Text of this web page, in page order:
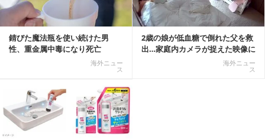
錆びた魔法瓶を使い続けた男
性、重金属中毒になり死亡
海外ニュー
ス
2歳の娘が低血糖で倒れた父を救
出…家庭内カメラが捉えた映像に
海外ニュー
ス